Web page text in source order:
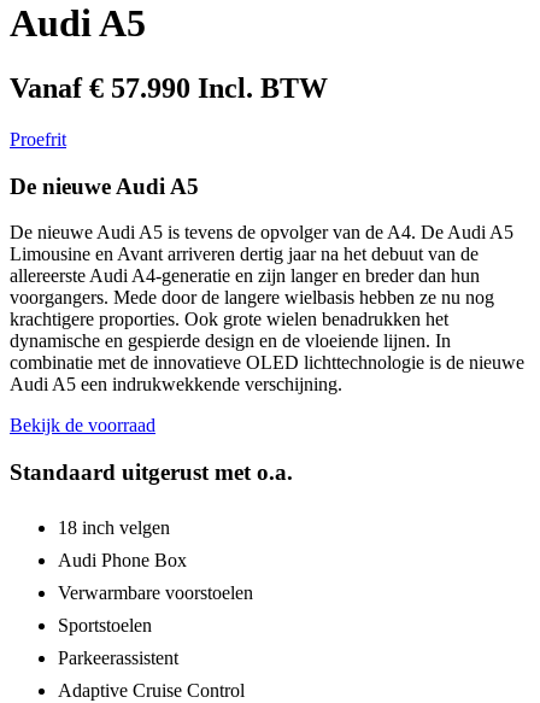
Audi A5
Vanaf € 57.990 Incl. BTW
Proefrit
De nieuwe Audi A5
De nieuwe Audi A5 is tevens de opvolger van de A4. De Audi A5
Limousine en Avant arriveren dertig jaar na het debuut van de
allereerste Audi A4-generatie en zijn langer en breder dan hun
voorgangers. Mede door de langere wielbasis hebben ze nu nog
krachtigere proporties. Ook grote wielen benadrukken het
dynamische en gespierde design en de vloeiende lijnen. In
combinatie met de innovatieve OLED lichttechnologie is de nieuwe
Audi A5 een indrukwekkende verschijning.
Bekijk de voorraad
Standaard uitgerust met o.a.
18 inch velgen
Audi Phone Box
Verwarmbare voorstoelen
Sportstoelen
Parkeerassistent
Adaptive Cruise Control